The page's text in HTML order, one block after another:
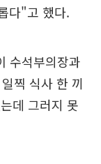
다"고 했다.
수석부의장과
찍 식사 한 끼
데 그러지 못